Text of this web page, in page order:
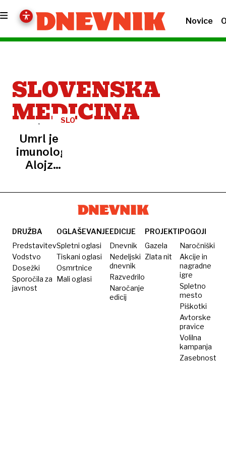
Novice
SLOVENSKA
MEDICINA
SLOVO
Umrl je
imunolog
Alojz
DRUŽBA
Predstavitev
Vodstvo
Dosežki
Sporočila za
javnost
OGLAŠEVANJE
Spletni oglasi
Tiskani oglasi
Osmrtnice
Mali oglasi
EDICIJE
Dnevnik
Nedeljski
dnevnik
Razvedrilo
Naročanje
edicij
PROJEKTI
Gazela
Zlata nit
POGOJI
Naročniški
Akcije in
nagradne
igre
Spletno
mesto
Piškotki
Avtorske
pravice
Volilna
kampanja
Zasebnost